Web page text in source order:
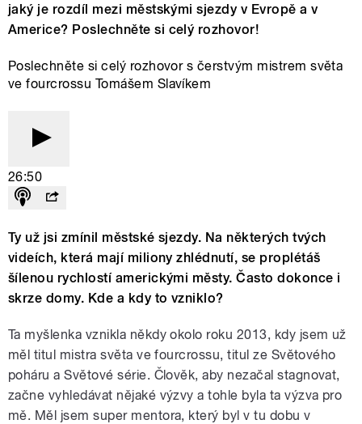
jaký je rozdíl mezi městskými sjezdy v Evropě a v
Americe? Poslechněte si celý rozhovor!
Poslechněte si celý rozhovor s čerstvým mistrem světa
ve fourcrossu Tomášem Slavíkem
26:50
Ty už jsi zmínil městské sjezdy. Na některých tvých
videích, která mají miliony zhlédnutí, se proplétáš
šílenou rychlostí americkými městy. Často dokonce i
skrze domy. Kde a kdy to vzniklo?
Ta myšlenka vznikla někdy okolo roku 2013, kdy jsem už
měl titul mistra světa ve fourcrossu, titul ze Světového
poháru a Světové série. Člověk, aby nezačal stagnovat,
začne vyhledávat nějaké výzvy a tohle byla ta výzva pro
mě. Měl jsem super mentora, který byl v tu dobu v